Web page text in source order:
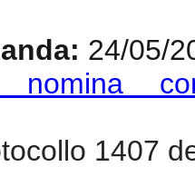
24/05/
nomina
1407